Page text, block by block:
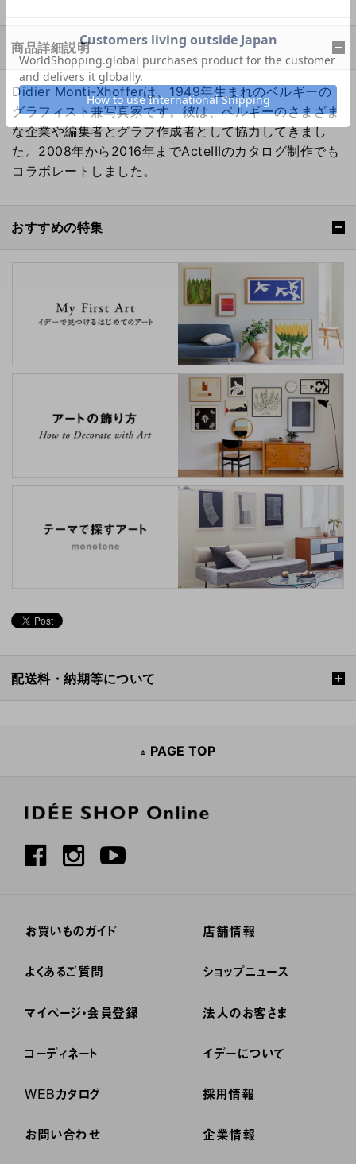
商品詳細説明
Didier Monti-Xhofferは、1949年生まれのベルギーの
グラフィスト兼写真家です。彼は、ベルギーのさまざま
な企業や編集者とグラフ作成者として協力してきまし
た。2008年から2016年までActeIIIのカタログ制作でも
コラボレートしました。
おすすめの特集
配送料・納期等について
PAGE TOP
お買いものガイド
よくあるご質問
マイページ・会員登録
コーディネート
WEBカタログ
お問い合わせ
店舗情報
ショップニュース
法人のお客さま
イデーについて
採用情報
企業情報